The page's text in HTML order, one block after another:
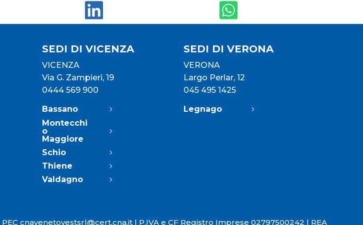
SEDI DI VICENZA
VICENZA
Via G. Zampieri, 19
0444 569 900
Bassano
Montecchi
o
Maggiore
Schio
Thiene
Valdagno
SEDI DI VERONA
VERONA
Largo Perlar, 12
045 495 1425
Legnago
PEC cnavenetovestsrl@cert.cna.it | P.IVA e CF Registro Imprese 02797500242 | REA